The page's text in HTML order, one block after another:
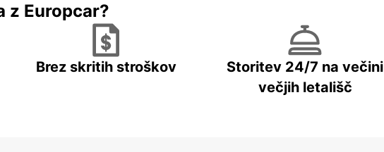
z Europcar?
Brez skritih stroškov
Storitev 24/7 na večini
večjih letališč